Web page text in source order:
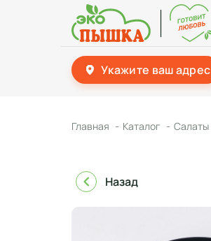
Укажите ваш адрес
Главная Каталог Салаты
Назад